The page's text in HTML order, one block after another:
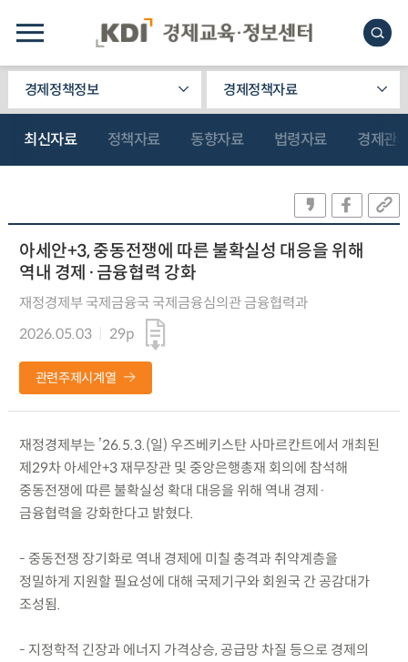
경제정책정보 경제정책자료
최신자료 정책자료 동향자료 법령자료 경제관
아세안+3, 중동전쟁에 따른 불확실성 대응을 위해
역내 경제·금융협력 강화
재정경제부 국제금융국 국제금융심의관 금융협력과
2026.05.03
29p
관련주제시계열
재정경제부는 ’26.5.3.(일) 우즈베키스탄 사마르칸트에서 개최된
제29차 아세안+3 재무장관 및 중앙은행총재 회의에 참석해
중동전쟁에 따른 불확실성 확대 대응을 위해 역내 경제·
금융협력을 강화한다고 밝혔다.
- 중동전쟁 장기화로 역내 경제에 미칠 충격과 취약계층을
정밀하게 지원할 필요성에 대해 국제기구와 회원국 간 공감대가
조성됨.
- 지정학적 긴장과 에너지 가격상승, 공급망 차질 등으로 경제의